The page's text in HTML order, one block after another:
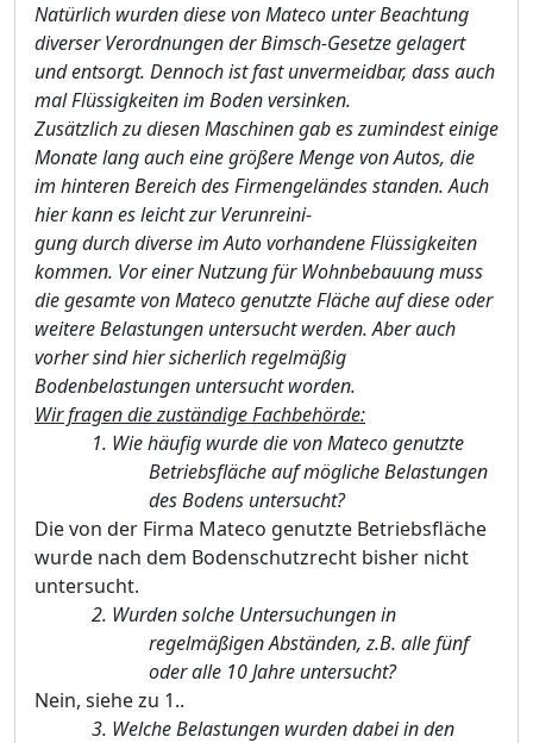
Natürlich wurden diese von Mateco unter Beachtung
diverser Verordnungen der Bimsch-Gesetze gelagert
und entsorgt. Dennoch ist fast unvermeidbar, dass auch
mal Flüssigkeiten im Boden versinken.
Zusätzlich zu diesen Maschinen gab es zumindest einige
Monate lang auch eine größere Menge von Autos, die
im hinteren Bereich des Firmengeländes standen. Auch
hier kann es leicht zur Verunreini-
gung durch diverse im Auto vorhandene Flüssigkeiten
kommen. Vor einer Nutzung für Wohnbebauung muss
die gesamte von Mateco genutzte Fläche auf diese oder
weitere Belastungen untersucht werden. Aber auch
vorher sind hier sicherlich regelmäßig
Bodenbelastungen untersucht worden.
Wir fragen die zuständige Fachbehörde:
1. Wie häufig wurde die von Mateco genutzte
Betriebsfläche auf mögliche Belastungen
des Bodens untersucht?
Die von der Firma Mateco genutzte Betriebsfläche
wurde nach dem Bodenschutzrecht bisher nicht
untersucht.
2. Wurden solche Untersuchungen in
regelmäßigen Abständen, z.B. alle fünf
oder alle 10 Jahre untersucht?
Nein, siehe zu 1..
3. Welche Belastungen wurden dabei in den